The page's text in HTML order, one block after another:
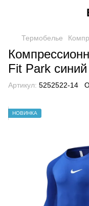
Термобелье
Fit Park синий
Артикул: 5252522-14
НОВИНКА